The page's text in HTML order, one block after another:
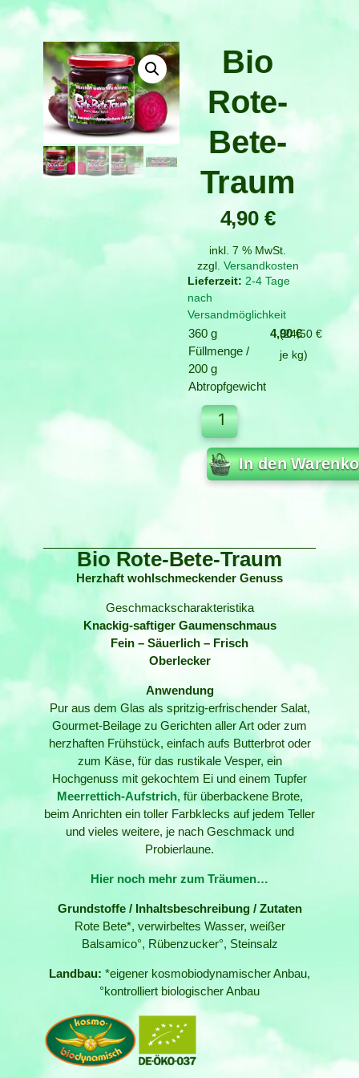
Bio
Rote-
Bete-
Traum
4,90 €
inkl. 7 % MwSt.
zzgl. Versandkosten
2-4 Tage
nach
Versandmöglichkeit
360 g
Füllmenge /
200 g
Abtropfgewicht
4,90€
24,50 €
je kg
In den
Bio Rote-Bete-Traum
Herzhaft wohlschmeckender Genuss
Geschmackscharakteristika
Knackig-saftiger Gaumenschmaus
Fein – Säuerlich – Frisch
Oberlecker
Anwendung
Pur aus dem Glas als spritzig-erfrischender Salat,
Gourmet-Beilage zu Gerichten aller Art oder zum
herzhaften Frühstück, einfach aufs Butterbrot oder
zum Käse, für das rustikale Vesper, ein
Hochgenuss mit gekochtem Ei und einem Tupfer
Meerrettich-Aufstrich, für überbackene Brote,
beim Anrichten ein toller Farbklecks auf jedem Teller
und vieles weitere, je nach Geschmack und
Probierlaune.
Hier noch mehr zum Träumen…
Grundstoffe / Inhaltsbeschreibung / Zutaten
Rote Bete*, verwirbeltes Wasser, weißer
Balsamico°, Rübenzucker°, Steinsalz
Landbau: *eigener kosmobiodynamischer Anbau,
°kontrolliert biologischer Anbau